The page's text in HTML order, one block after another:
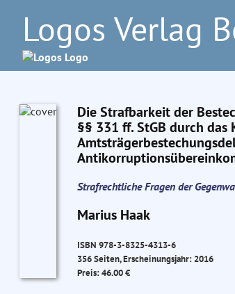
Logos Verlag
Die Strafbarkeit der
§§ 331 ff. StGB durch
Strafrechtliche Fragen der
Marius Haak
ISBN 978-3-8325-4313-6
356 Seiten, Erscheinungsjahr: 2016
Preis: 46.00 €